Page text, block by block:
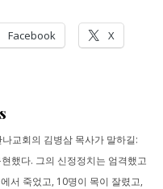
Facebook X
나교회의 김병삼 목사가 말하길:
했다. 그의 신정정치는 엄격했고
서 죽었고, 10명이 목이 잘렸고,